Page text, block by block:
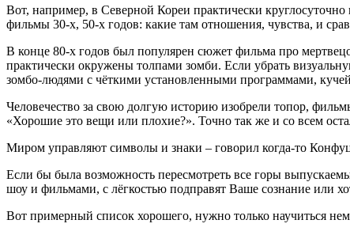
Вот, например, в Северной Кореи практически
фильмы 30-х, 50-х годов: какие там отношения, чувства, и
В конце 80-х годов был популярен сюжет фильма про
практически окружены толпами зомби. Если убрать
зомбо-людями с чёткими установленными программами,
Человечество за свою долгую историю изобрели топор,
«Хорошие это вещи или плохие?». Точно так же и со всем
Миром управляют символы и знаки – говорил когда-то
Если бы была возможность пересмотреть все горы
шоу и фильмами, с лёгкостью подправят Ваше сознание или
Вот примерный список хорошего, нужно только научиться